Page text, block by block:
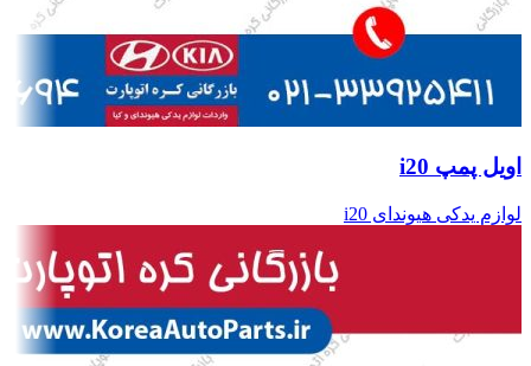
اویل پمپ i20
لوازم یدکی هیوندای i20